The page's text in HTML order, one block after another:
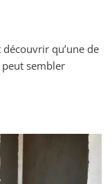
qu’une de
sembler